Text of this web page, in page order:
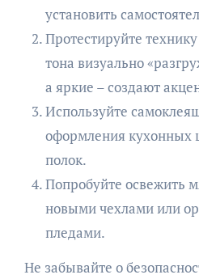
установить
Протестируйте
тона визуально
а яркие – создают
Используйте
оформления кухонных
полок.
Попробуйте освежить
новыми чехлами или
пледами.
Не забывайте о